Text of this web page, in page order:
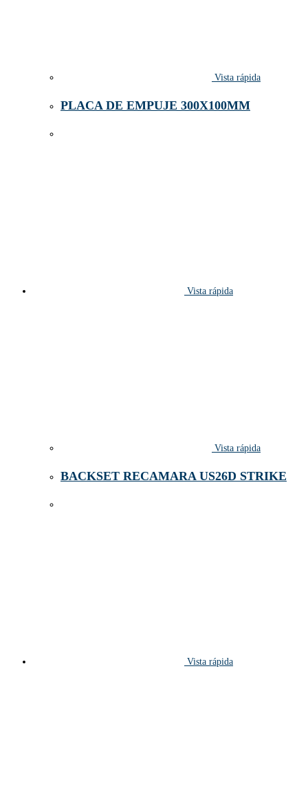
Vista rápida
PLACA DE EMPUJE 300X100MM
Vista rápida
Vista rápida
BACKSET RECAMARA US26D STRIKE
Vista rápida